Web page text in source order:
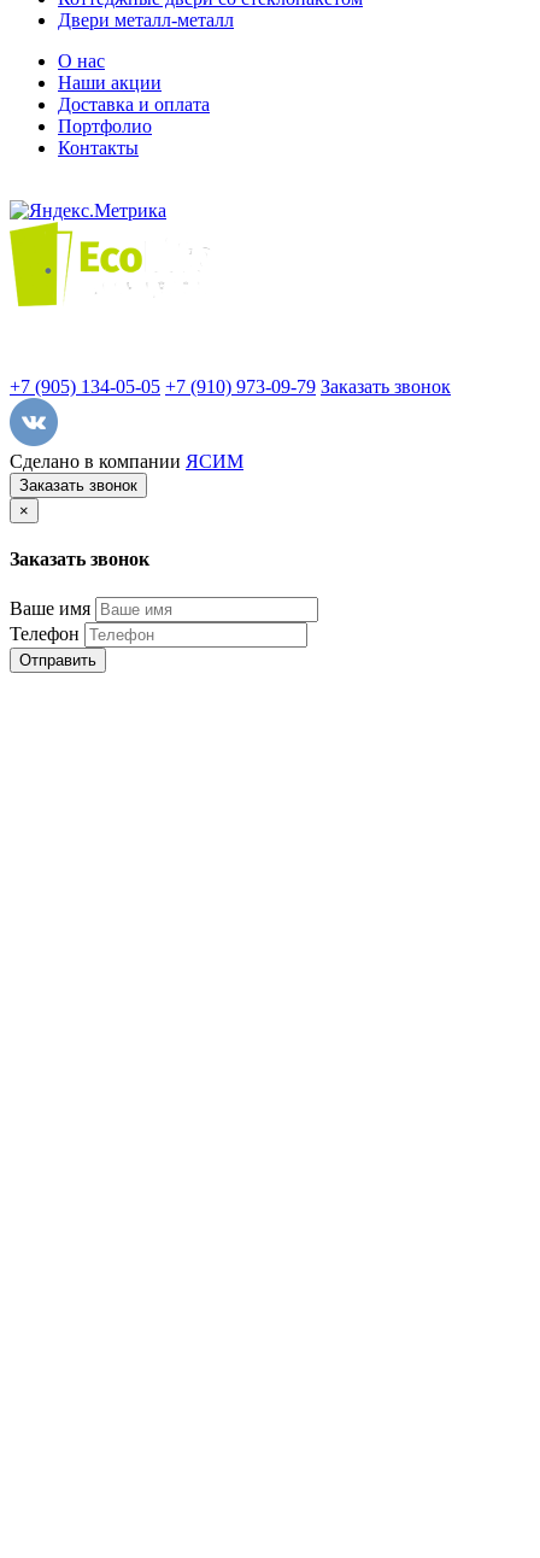
Двери металл-металл
О нас
Наши акции
Доставка и оплата
Портфолио
Контакты
+7 (905) 134-05-05 +7 (910) 973-09-79 Заказать звонок
Сделано в компании ЯСИМ
Заказать звонок
×
Заказать звонок
Ваше имя
Телефон
Отправить